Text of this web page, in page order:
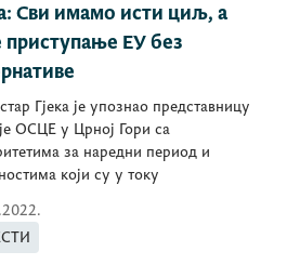
Сви имамо исти циљ, а
приступање ЕУ без
Гјека је упознао представницу
ОСЦЕ у Црној Гори са
за наредни период и
који су у току